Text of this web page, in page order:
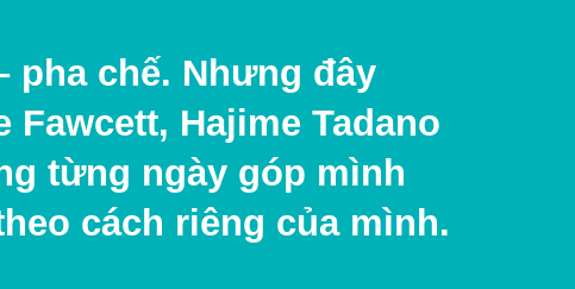
pha chế. Nhưng đây
Hajime Tadano
từng ngày góp mình
cách riêng của mình.